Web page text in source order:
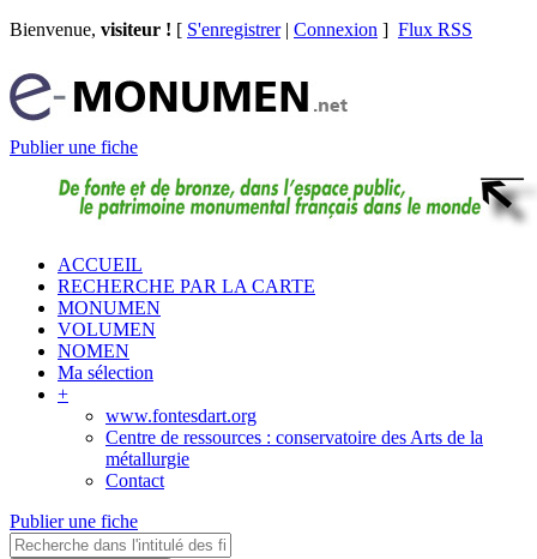
Bienvenue, visiteur ! [ S'enregistrer| Connexion ] Flux RSS
Publier une fiche
ACCUEIL
RECHERCHE PAR LA CARTE
MONUMEN
VOLUMEN
NOMEN
Ma sélection
+
www.fontesdart.org
Centre de ressources : conservatoire des Arts de la
métallurgie
Contact
Publier une fiche